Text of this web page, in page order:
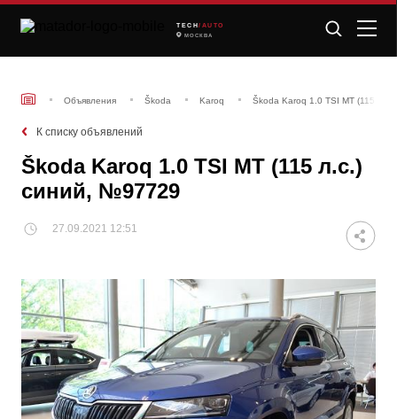
TECH /AUTO
МОСКВА
Объявления Škoda Karoq Škoda Karoq 1.0 TSI MT (115
К списку объявлений
Škoda Karoq 1.0 TSI MT (115 л.с.)
синий, №97729
27.09.2021 12:51